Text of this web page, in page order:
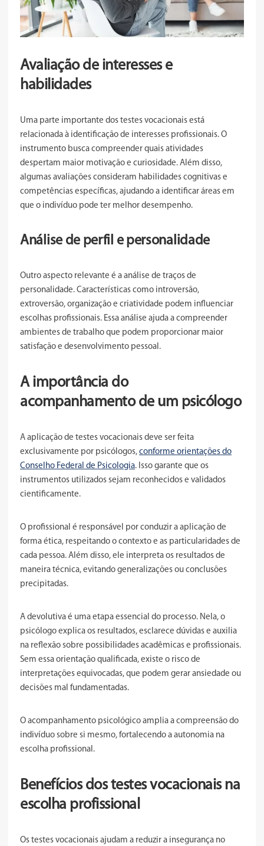
Avaliação de interesses e
habilidades
Uma parte importante dos testes vocacionais está
relacionada à identificação de interesses profissionais. O
instrumento busca compreender quais atividades
despertam maior motivação e curiosidade. Além disso,
algumas avaliações consideram habilidades cognitivas e
competências específicas, ajudando a identificar áreas em
que o indivíduo pode ter melhor desempenho.
Análise de perfil e personalidade
Outro aspecto relevante é a análise de traços de
personalidade. Características como introversão,
extroversão, organização e criatividade podem influenciar
escolhas profissionais. Essa análise ajuda a compreender
ambientes de trabalho que podem proporcionar maior
satisfação e desenvolvimento pessoal.
A importância do
acompanhamento de um psicólogo
A aplicação de testes vocacionais deve ser feita
exclusivamente por psicólogos, conforme orientações do
Conselho Federal de Psicologia. Isso garante que os
instrumentos utilizados sejam reconhecidos e validados
cientificamente.
O profissional é responsável por conduzir a aplicação de
forma ética, respeitando o contexto e as particularidades de
cada pessoa. Além disso, ele interpreta os resultados de
maneira técnica, evitando generalizações ou conclusões
precipitadas.
A devolutiva é uma etapa essencial do processo. Nela, o
psicólogo explica os resultados, esclarece dúvidas e auxilia
na reflexão sobre possibilidades acadêmicas e profissionais.
Sem essa orientação qualificada, existe o risco de
interpretações equivocadas, que podem gerar ansiedade ou
decisões mal fundamentadas.
O acompanhamento psicológico amplia a compreensão do
indivíduo sobre si mesmo, fortalecendo a autonomia na
escolha profissional.
Benefícios dos testes vocacionais na
escolha profissional
Os testes vocacionais ajudam a reduzir a insegurança no